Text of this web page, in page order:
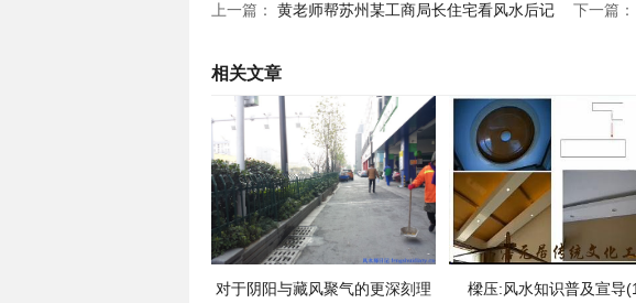
上一篇： 黄老师帮苏州某工商局长住宅看风水后记 下一篇：
相关文章
对于阴阳与藏风聚气的更深刻理
樑压:风水知识普及宣导